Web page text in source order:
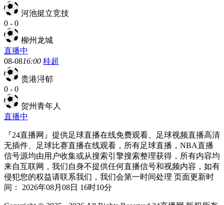
河池挺立竞技
0 - 0
柳州龙城
直播中
08-0816:00 桂超
贵港浔郁
0 - 0
贺州青年人
直播中
『24直播网』提供足球直播在线免费观看、足球视频直播高清
无插件、足球比赛直播在线观看，所有足球直播，NBA直播
信号源均由用户收集或从搜索引擎搜索整理获得，所有内容均
来自互联网，我们自身不提供任何直播信号和视频内容，如有
侵犯您的权益请联系我们，我们会第一时间处理 页面更新时
间： 2026年08月08日 16时10分